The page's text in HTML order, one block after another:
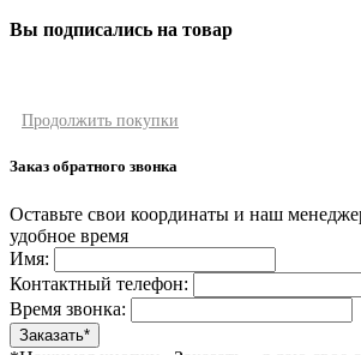
Вы подписались на товар
Продолжить покупки
Заказ обратного звонка
Оставьте свои координаты и наш
удобное время
Имя:
Контактный телефон:
Время звонка: